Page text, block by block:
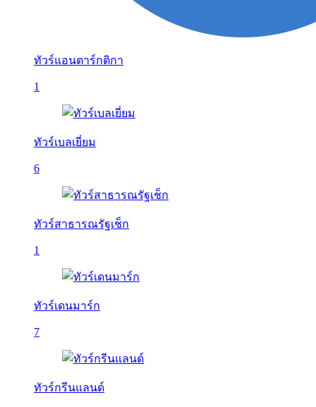
ทัวร์แอนตาร์กติกา
1
ทัวร์เบลเยี่ยม
6
ทัวร์สาธารณรัฐเช็ก
1
ทัวร์เดนมาร์ก
7
ทัวร์กรีนแลนด์